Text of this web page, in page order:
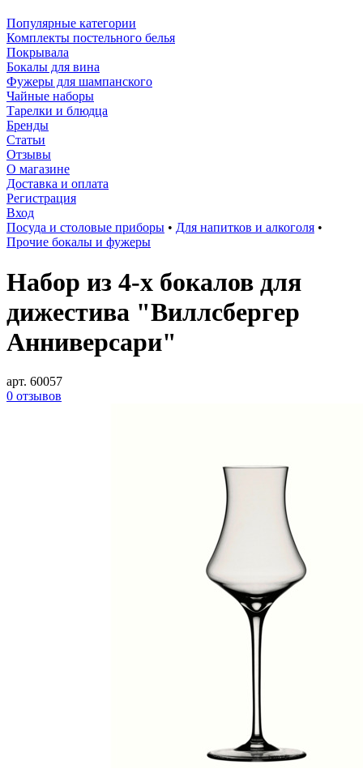
Популярные категории
Комплекты постельного белья
Покрывала
Бокалы для вина
Фужеры для шампанского
Чайные наборы
Тарелки и блюдца
Бренды
Статьи
Отзывы
О магазине
Доставка и оплата
Регистрация
Вход
Посуда и столовые приборы • Для напитков и алкоголя •
Прочие бокалы и фужеры
Набор из 4-х бокалов для
дижестива "Виллсбергер
Анниверсари"
арт. 60057
0 отзывов